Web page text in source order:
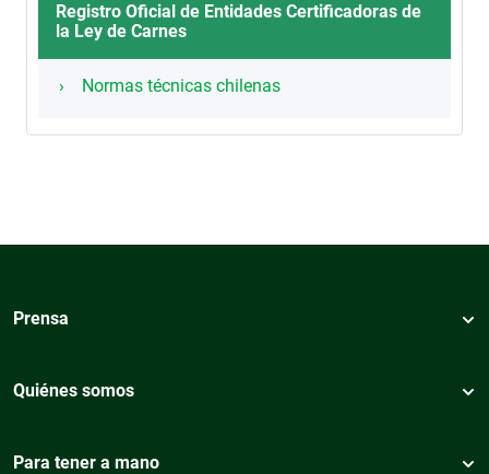
Registro Oficial de Entidades Certificadoras de
la Ley de Carnes
Normas técnicas chilenas
Prensa
Quiénes somos
Para tener a mano